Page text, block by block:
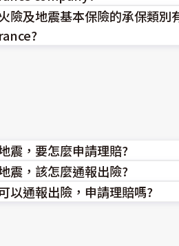
理。
無須於續保通知書上簽名，待營
險及地震基本保險的承保類
宅玻璃保險。
宅颱風及洪水災害補償保險。
震，要怎麼申請理賠?
保險的商品類別不同，理賠項目也
見的基本地震保險而言，主要承
震，該怎麼通報出險?
地震相關理賠服務，請致電本公
以通報出險，申請理賠嗎?